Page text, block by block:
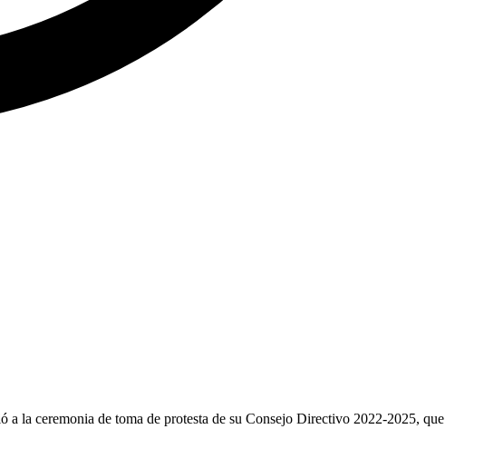
la ceremonia de toma de protesta de su Consejo Directivo 2022-2025, que